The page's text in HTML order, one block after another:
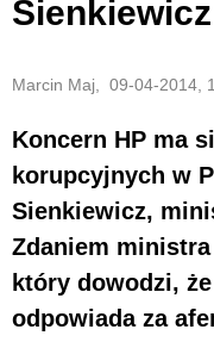
Sienkiewicz
Marcin Maj, 09-04-2014,
Koncern HP ma
korupcyjnych w
Sienkiewicz,
Zdaniem
który dowodzi,
odpowiada za